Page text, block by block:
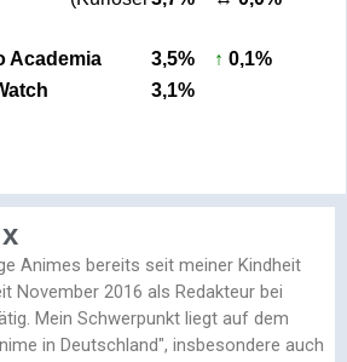
Academia 3,5% ↑ 0,1%
3,1%
Animes bereits seit meiner Kindheit
November 2016 als Redakteur bei
Mein Schwerpunkt liegt auf dem
in Deutschland", insbesondere auch